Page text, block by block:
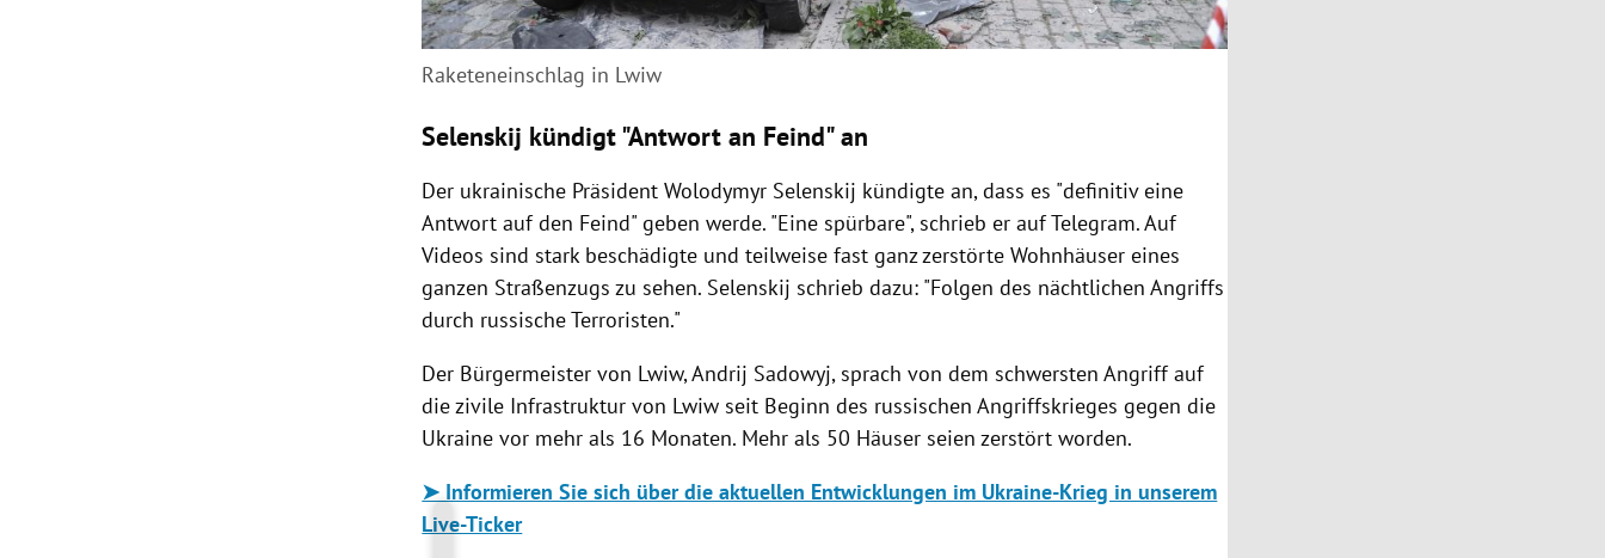
Raketeneinschlag in Lwiw
Selenskij kündigt "Antwort an Feind" an
Der ukrainische Präsident Wolodymyr Selenskij kündigte an, dass es "definitiv eine
Antwort auf den Feind" geben werde. "Eine spürbare", schrieb er auf Telegram. Auf
Videos sind stark beschädigte und teilweise fast ganz zerstörte Wohnhäuser eines
ganzen Straßenzugs zu sehen. Selenskij schrieb dazu: "Folgen des nächtlichen Angriffs
durch russische Terroristen."
Der Bürgermeister von Lwiw, Andrij Sadowyj, sprach von dem schwersten Angriff auf
die zivile Infrastruktur von Lwiw seit Beginn des russischen Angriffskrieges gegen die
Ukraine vor mehr als 16 Monaten. Mehr als 50 Häuser seien zerstört worden.
➤ Informieren Sie sich über die aktuellen Entwicklungen im Ukraine-Krieg in unserem
Live-Ticker